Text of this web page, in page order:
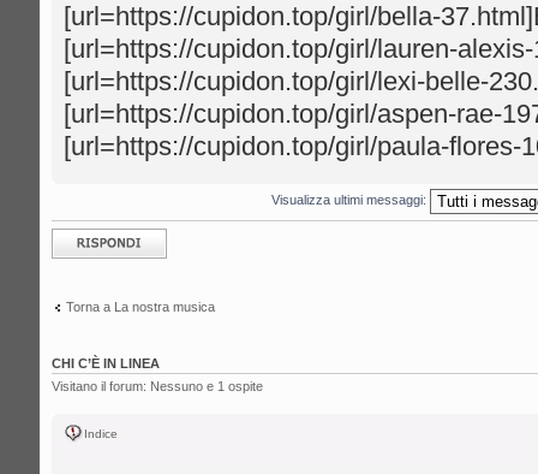
[url=https://cupidon.top/girl/bella-
[url=https://cupidon.top/girl/lauren-
[url=https://cupidon.top/girl/lexi-belle-
[url=https://cupidon.top/girl/aspen-rae-
[url=https://cupidon.top/girl/paula-flores-
Visualizza ultimi messaggi:
Rispondi al
messaggio
Torna a La nostra musica
CHI C’È IN LINEA
Visitano il forum: Nessuno e 1 ospite
Indice